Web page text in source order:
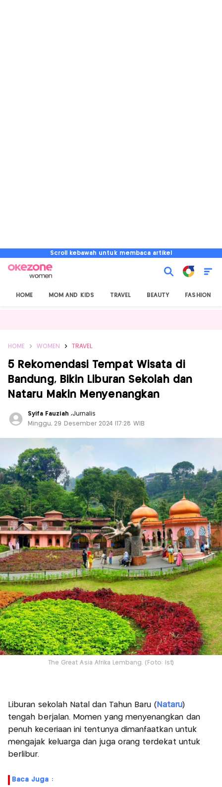
Scroll kebawah untuk membaca artikel
HOME MOM AND KIDS TRAVEL BEAUTY FASHION
HOME WOMEN TRAVEL
5 Rekomendasi Tempat Wisata di
Bandung, Bikin Liburan Sekolah dan
Nataru Makin Menyenangkan
Syifa Fauziah ,Jurnalis
Minggu, 29 Desember 2024 |17:28 WIB
The Great Asia Afrika Lembang. (Foto: Ist)
Liburan sekolah Natal dan Tahun Baru ( Nataru)
tengah berjalan. Momen yang menyenangkan dan
penuh keceriaan ini tentunya dimanfaatkan untuk
mengajak keluarga dan juga orang terdekat untuk
berlibur.
Baca Juga :